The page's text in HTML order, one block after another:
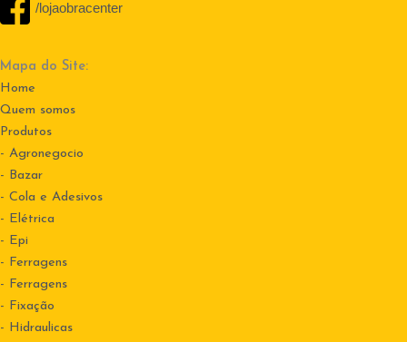
/lojaobracenter
Mapa do Site:
Home
Quem somos
Produtos
- Agronegocio
- Bazar
- Cola e Adesivos
- Elétrica
- Epi
- Ferragens
- Ferragens
- Fixação
- Hidraulicas